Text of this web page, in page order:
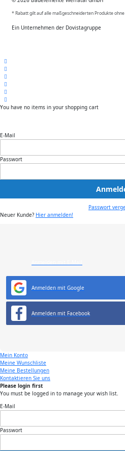
* Rabatt gilt auf alle maßgeschneiderten Produkte ohne
Ein Unternehmen der Dovistagruppe
You have no items in your shopping cart
E-Mail
Passwort
Passwort
Neuer Kunde? Hier anmelden!
Anmelden mit Google
Anmelden mit Facebook
Mein Konto
Meine Wunschliste
Meine Bestellungen
Kontaktieren Sie uns
Please login first
You must be logged in to manage your wish list.
E-Mail
Passwort